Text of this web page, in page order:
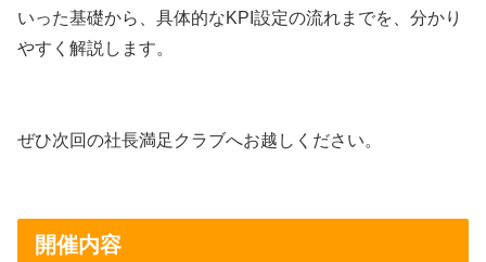
いった基礎から、具体的なKPI設定の流れまでを、分かり
やすく解説します。
ぜひ次回の社長満足クラブへお越しください。
開催内容